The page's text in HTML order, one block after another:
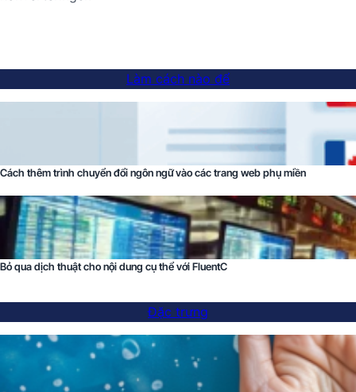
Làm cách nào để
Cách thêm trình chuyển đổi ngôn ngữ vào các trang web phụ miền
Bỏ qua dịch thuật cho nội dung cụ thể với FluentC
Đặc trưng